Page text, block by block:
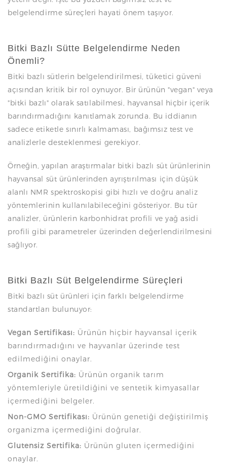
belgelendirme süreçleri hayati önem taşıyor.
Bitki Bazlı Sütte Belgelendirme Neden
Önemli?
Bitki bazlı sütlerin belgelendirilmesi, tüketici güveni
açısından kritik bir rol oynuyor. Bir ürünün "vegan" veya
"bitki bazlı" olarak satılabilmesi, hayvansal hiçbir içerik
barındırmadığını kanıtlamak zorunda. Bu iddianın
sadece etiketle sınırlı kalmaması, bağımsız test ve
analizlerle desteklenmesi gerekiyor.
Örneğin, yapılan araştırmalar bitki bazlı süt ürünlerinin
hayvansal süt ürünlerinden ayrıştırılması için düşük
alanlı NMR spektroskopisi gibi hızlı ve doğru analiz
yöntemlerinin kullanılabileceğini gösteriyor. Bu tür
analizler, ürünlerin karbonhidrat profili ve yağ asidi
profili gibi parametreler üzerinden değerlendirilmesini
sağlıyor.
Bitki Bazlı Süt Belgelendirme Süreçleri
Bitki bazlı süt ürünleri için farklı belgelendirme
standartları bulunuyor:
Vegan Sertifikası: Ürünün hiçbir hayvansal içerik
barındırmadığını ve hayvanlar üzerinde test
edilmediğini onaylar.
Organik Sertifika: Ürünün organik tarım
yöntemleriyle üretildiğini ve sentetik kimyasallar
içermediğini belgeler.
Non-GMO Sertifikası: Ürünün genetiği değiştirilmiş
organizma içermediğini doğrular.
Glutensiz Sertifika: Ürünün gluten içermediğini
onaylar.